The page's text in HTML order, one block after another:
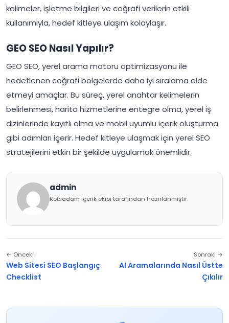
kelimeler, işletme bilgileri ve coğrafi verilerin etkili
kullanımıyla, hedef kitleye ulaşım kolaylaşır.
GEO SEO Nasıl Yapılır?
GEO SEO, yerel arama motoru optimizasyonu ile
hedeflenen coğrafi bölgelerde daha iyi sıralama elde
etmeyi amaçlar. Bu süreç, yerel anahtar kelimelerin
belirlenmesi, harita hizmetlerine entegre olma, yerel iş
dizinlerinde kayıtlı olma ve mobil uyumlu içerik oluşturma
gibi adımları içerir. Hedef kitleye ulaşmak için yerel SEO
stratejilerini etkin bir şekilde uygulamak önemlidir.
admin
Kobiadam içerik ekibi tarafından hazırlanmıştır.
← Önceki
Web Sitesi SEO Başlangıç
Checklist
Sonraki →
AI Aramalarında Nasıl Üstte
Çıkılır